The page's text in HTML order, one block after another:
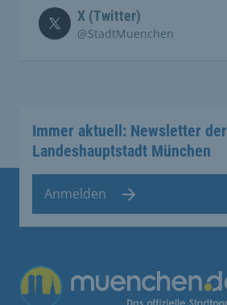
X (Twitter)
@StadtMuenchen
Immer aktuell: Newsletter der
Landeshauptstadt München
Anmelden
Übergreifende Links